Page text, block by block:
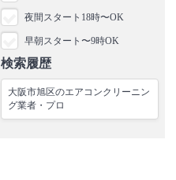
夜間スタート18時〜OK
早朝スタート〜9時OK
検索履歴
大阪市旭区のエアコンクリーニン
グ業者・プロ